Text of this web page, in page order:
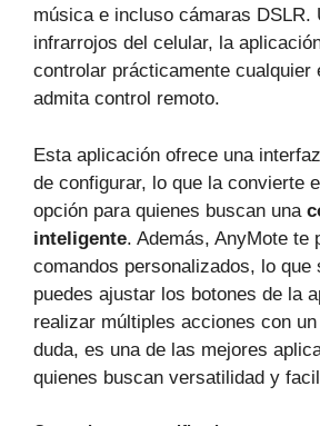
música e incluso cámaras DSLR.
infrarrojos del celular, la
controlar prácticamente cualquier
admita control remoto.
Esta aplicación ofrece una
de configurar, lo que la convierte
opción para quienes buscan una
inteligente. Además, AnyMote te
comandos personalizados, lo que
puedes ajustar los botones de la
realizar múltiples acciones con
duda, es una de las mejores
quienes buscan versatilidad y